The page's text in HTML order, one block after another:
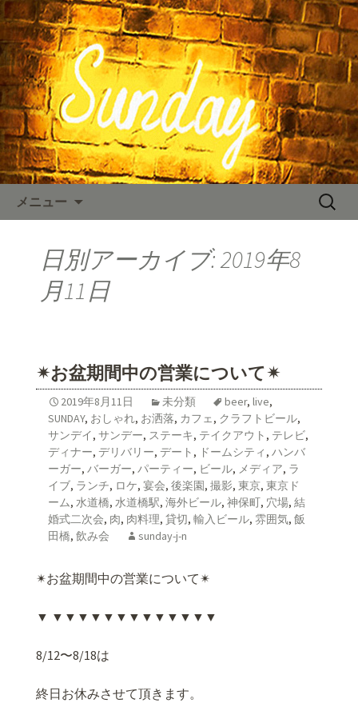
SUNDAY TIMES
東京、水道橋駅近くにある、カフェ
「SUNDAY（サンデー）」。のNYスタイ
ルの店内、人気のハンバーガーやステ
ーキなどのお料理をご用意しておりま
す。カフェ、ランチ、ディナー、パー
ティーなど多様なシーンに対応。新着
情報を随時更新中。
メニュー
検
日別アーカイブ: 2019年8
月11日
✴︎お盆期間中の営業について✴︎
2019年8月11日 未分類 beer, live,
SUNDAY, おしゃれ, お洒落, カフェ, クラフトビール,
サンデイ, サンデー, ステーキ, テイクアウト , テレビ,
ディナー, デリバリー, デート , ドームシティ , ハンバ
ーガー, バーガー, パーティー, ビール, メディア, ラ
イブ, ランチ, ロケ, 宴会, 後楽園, 撮影, 東京, 東京ド
ーム, 水道橋, 水道橋駅, 海外ビール, 神保町, 穴場, 結
婚式二次会, 肉, 肉料理, 貸切, 輸入ビール, 雰囲気, 飯
田橋, 飲み会 sunday-j-n
✴︎お盆期間中の営業について✴︎
▼ ▼▼▼▼▼▼▼▼▼▼▼▼▼
8/12〜8/18は
終日お休みさせて頂きます。